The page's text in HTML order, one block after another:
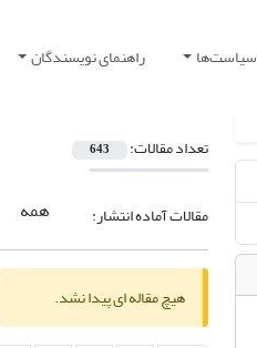
سیاست‌ها راهنمای نویسندگان
تعداد مقالات: 643
مقالات آماده انتشار: همه
هیچ مقاله ای پیدا نشد.